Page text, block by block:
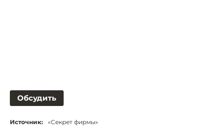
Обсудить
Источник: «Секрет фирмы»